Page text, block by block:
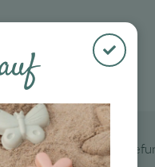
keine Ergebnisse